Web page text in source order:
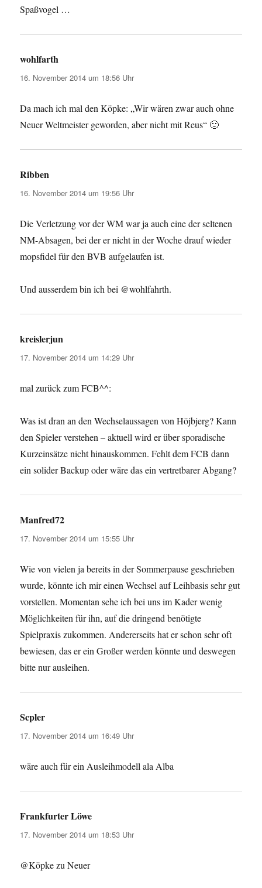
Spaßvogel …
wohlfarth
16. November 2014 um 18:56 Uhr
Da mach ich mal den Köpke: „Wir wären zwar auch ohne
Neuer Weltmeister geworden, aber nicht mit Reus“ 🙂
Ribben
16. November 2014 um 19:56 Uhr
Die Verletzung vor der WM war ja auch eine der seltenen
NM-Absagen, bei der er nicht in der Woche drauf wieder
mopsfidel für den BVB aufgelaufen ist.
Und ausserdem bin ich bei @wohlfahrth.
kreislerjun
17. November 2014 um 14:29 Uhr
mal zurück zum FCB^^:
Was ist dran an den Wechselaussagen von Höjbjerg? Kann
den Spieler verstehen – aktuell wird er über sporadische
Kurzeinsätze nicht hinauskommen. Fehlt dem FCB dann
ein solider Backup oder wäre das ein vertretbarer Abgang?
Manfred72
17. November 2014 um 15:55 Uhr
Wie von vielen ja bereits in der Sommerpause geschrieben
wurde, könnte ich mir einen Wechsel auf Leihbasis sehr gut
vorstellen. Momentan sehe ich bei uns im Kader wenig
Möglichkeiten für ihn, auf die dringend benötigte
Spielpraxis zukommen. Andererseits hat er schon sehr oft
bewiesen, das er ein Großer werden könnte und deswegen
bitte nur ausleihen.
Scpler
17. November 2014 um 16:49 Uhr
wäre auch für ein Ausleihmodell ala Alba
Frankfurter Löwe
17. November 2014 um 18:53 Uhr
@Köpke zu Neuer